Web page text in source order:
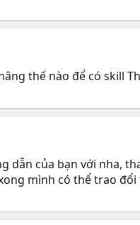
thế nào để có skill
dẫn của bạn với nha,
mình có thể trao đổi